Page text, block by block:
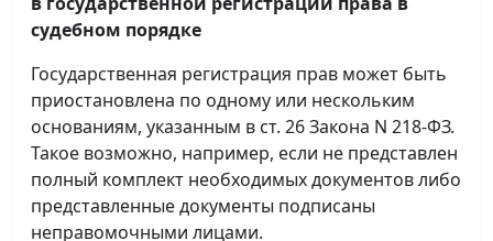
судебном порядке
Государственная регистрация прав может быть
приостановлена по одному или нескольким
основаниям, указанным в ст. 26 Закона N 218-ФЗ.
Такое возможно, например, если не представлен
полный комплект необходимых документов либо
представленные документы подписаны
неправомочными лицами.